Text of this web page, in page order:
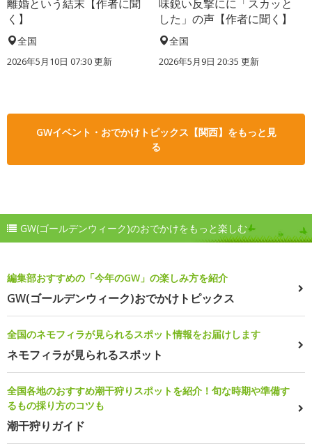
離婚という結末【作者に聞
く】
全国
2026年5月10日 07:30 更新
味鋭い反撃にに「スカッと
した」の声【作者に聞く】
全国
2026年5月9日 20:35 更新
GWイベント・おでかけトピックス【関西】をもっと見
る
GW(ゴールデンウィーク)のおでかけをもっと楽しむ
編集部おすすめの「今年のGW」の楽しみ方を紹介
GW(ゴールデンウィーク)おでかけトピックス
全国のネモフィラが見られるスポット情報をお届けします
ネモフィラが見られるスポット
全国各地のおすすめ潮干狩りスポットを紹介！旬な時期や準備す
るもの採り方のコツも
潮干狩りガイド